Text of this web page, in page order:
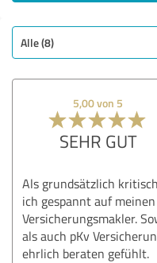
Alle (8)
5,00 von 5
SEHR GUT
Als grundsätzlich
ich gespannt auf
Versicherungsmakler.
als auch pKv
ehrlich beraten gefühlt.